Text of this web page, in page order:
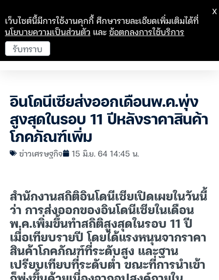
อินโดนีเซียส่งออกเดือนพ.ค.พุ่ง
สูงสุดในรอบ 11 ปีหลังราคาสินค้า
โภคภัณฑ์เพิ่ม
ข่าวเศรษฐกิจ 15 มิ.ย. 64 14:45 น.
สำนักงานสถิติอินโดนีเซียเปิดเผยในวันนี้
ว่า การส่งออกของอินโดนีเซียในเดือน
พ.ค.เพิ่มขึ้นทำสถิติสูงสุดในรอบ 11 ปี
เมื่อเทียบรายปี โดยได้แรงหนุนจากราคา
สินค้าโภคภัณฑ์ที่ระดับสูง และฐาน
เปรียบเทียบที่ระดับต่ำ ขณะที่การนำเข้า
เว็บไซต์นี้มีการใช้งานคุกกี้ ศึกษารายละเอียดเพิ่มเติมได้ที่
นโยบายความเป็นส่วนตัว และข้อตกลงการใช้บริการ
รับทราบ
X